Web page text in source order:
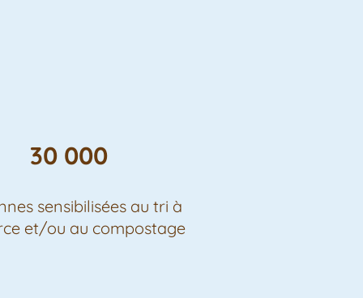
30 000
sensibilisées au tri à
et/ou au compostage